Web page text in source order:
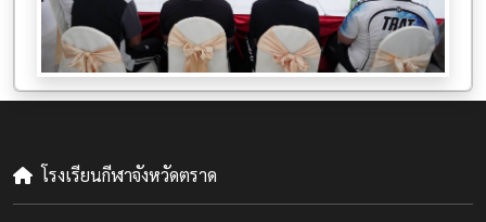
โรงเรียนกีฬาจังหวัดตราด